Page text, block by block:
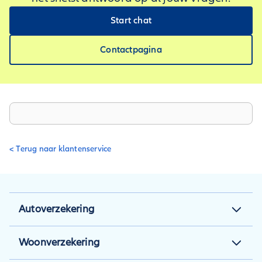
Start chat
Contactpagina
< Terug naar klantenservice
Autoverzekering
Autoverzekering
Autoverzekering berekenen
Woonverzekering